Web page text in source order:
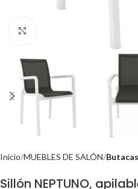
Inicio MUEBLES DE SALÓN Butacas
Sillón NEPTUNO,